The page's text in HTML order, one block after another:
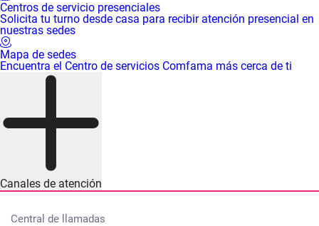
Centros de servicio presenciales
Solicita tu turno desde casa para recibir atención presencial en
nuestras sedes
Mapa de sedes
Encuentra el Centro de servicios Comfama más cerca de ti
Canales de atención
Central de llamadas